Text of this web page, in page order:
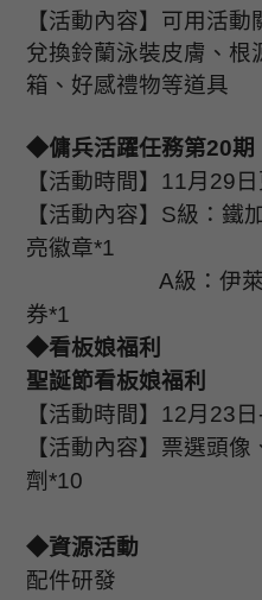
【活動內容】可用活
兌換鈴蘭泳裝皮膚、根
箱、好感禮物等道具
◆傭兵活躍任務第20期
【活動時間】 11月 29
【活動內容】 S級：鐵
亮徽章*1
A級：伊
券*1
◆看板娘福利
聖誕節看板娘福利
【活動時間】 12月 23 日
【活動內容】票選頭
劑*10
◆資源活動
配件研發